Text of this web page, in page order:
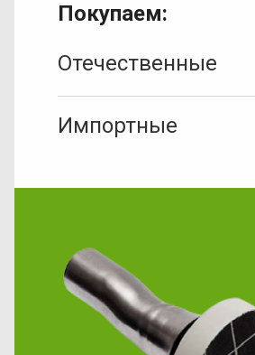
Покупаем:
Отечественные
Импортные